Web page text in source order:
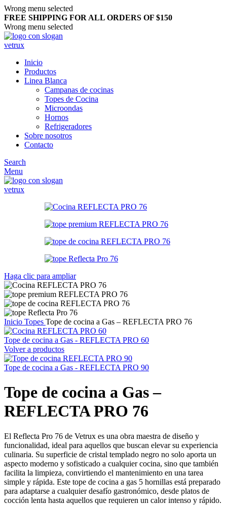
Wrong menu selected
FREE SHIPPING FOR ALL ORDERS OF $150
Wrong menu selected
Inicio
Productos
Linea Blanca
Campanas de cocinas
Topes de Cocina
Microondas
Hornos
Refrigeradores
Sobre nosotros
Contacto
Search
Menu
Haga clic para ampliar
Inicio Topes Tope de cocina a Gas – REFLECTA PRO 76
Tope de cocina a Gas - REFLECTA PRO 60
Volver a productos
Tope de cocina a Gas - REFLECTA PRO 90
Tope de cocina a Gas –
REFLECTA PRO 76
El Reflecta Pro 76 de Vetrux es una obra maestra de diseño y
funcionalidad, ideal para aquellos que buscan elevar su experiencia
culinaria. Su superficie de cristal templado negro no solo aporta un
aspecto moderno y sofisticado a cualquier cocina, sino que también
facilita la limpieza, convirtiendo el mantenimiento en una tarea
simple y rápida. Este tope de cocina a gas 5 hornillas está preparado
para adaptarse a cualquier desafío gastronómico, desde platos de
cocción lenta hasta aquellos que requieren un calor intenso y rápido.